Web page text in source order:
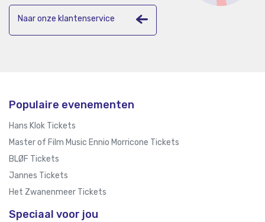
Naar onze klantenservice
Populaire evenementen
Hans Klok Tickets
Master of Film Music Ennio Morricone Tickets
BLØF Tickets
Jannes Tickets
Het Zwanenmeer Tickets
Speciaal voor jou